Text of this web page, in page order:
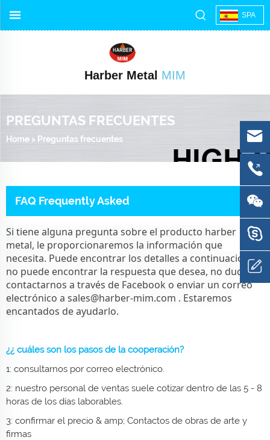
SPA
Harber Metal MIM
PREGUNTAS FRECUENTES
Home > Preguntas frecuentes
FAQ Frequently Asked
Si tiene alguna pregunta sobre el producto harber
metal, le proporcionaremos la información que
necesita. Puede encontrar los detalles a continuación. Si
no puede encontrar la respuesta que desea, no dude en
contactarnos a través de Facebook o enviar un correo
electrónico a sales@harber-mim.com . Estaremos
encantados de ayudarlo.
¿¿ cuáles son los pasos de la cooperación?
1: consultarnos por correo electrónico.
2: nuestro personal de ventas suele cotizar dentro de las 5 - 8
horas de los días laborables.
3: confirmar el precio & amp; Contactos de obras de arte y
firmas